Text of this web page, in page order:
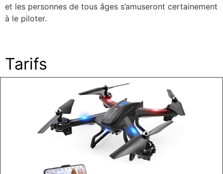
et les personnes de tous âges s’amuseront certainement
à le piloter.
Tarifs